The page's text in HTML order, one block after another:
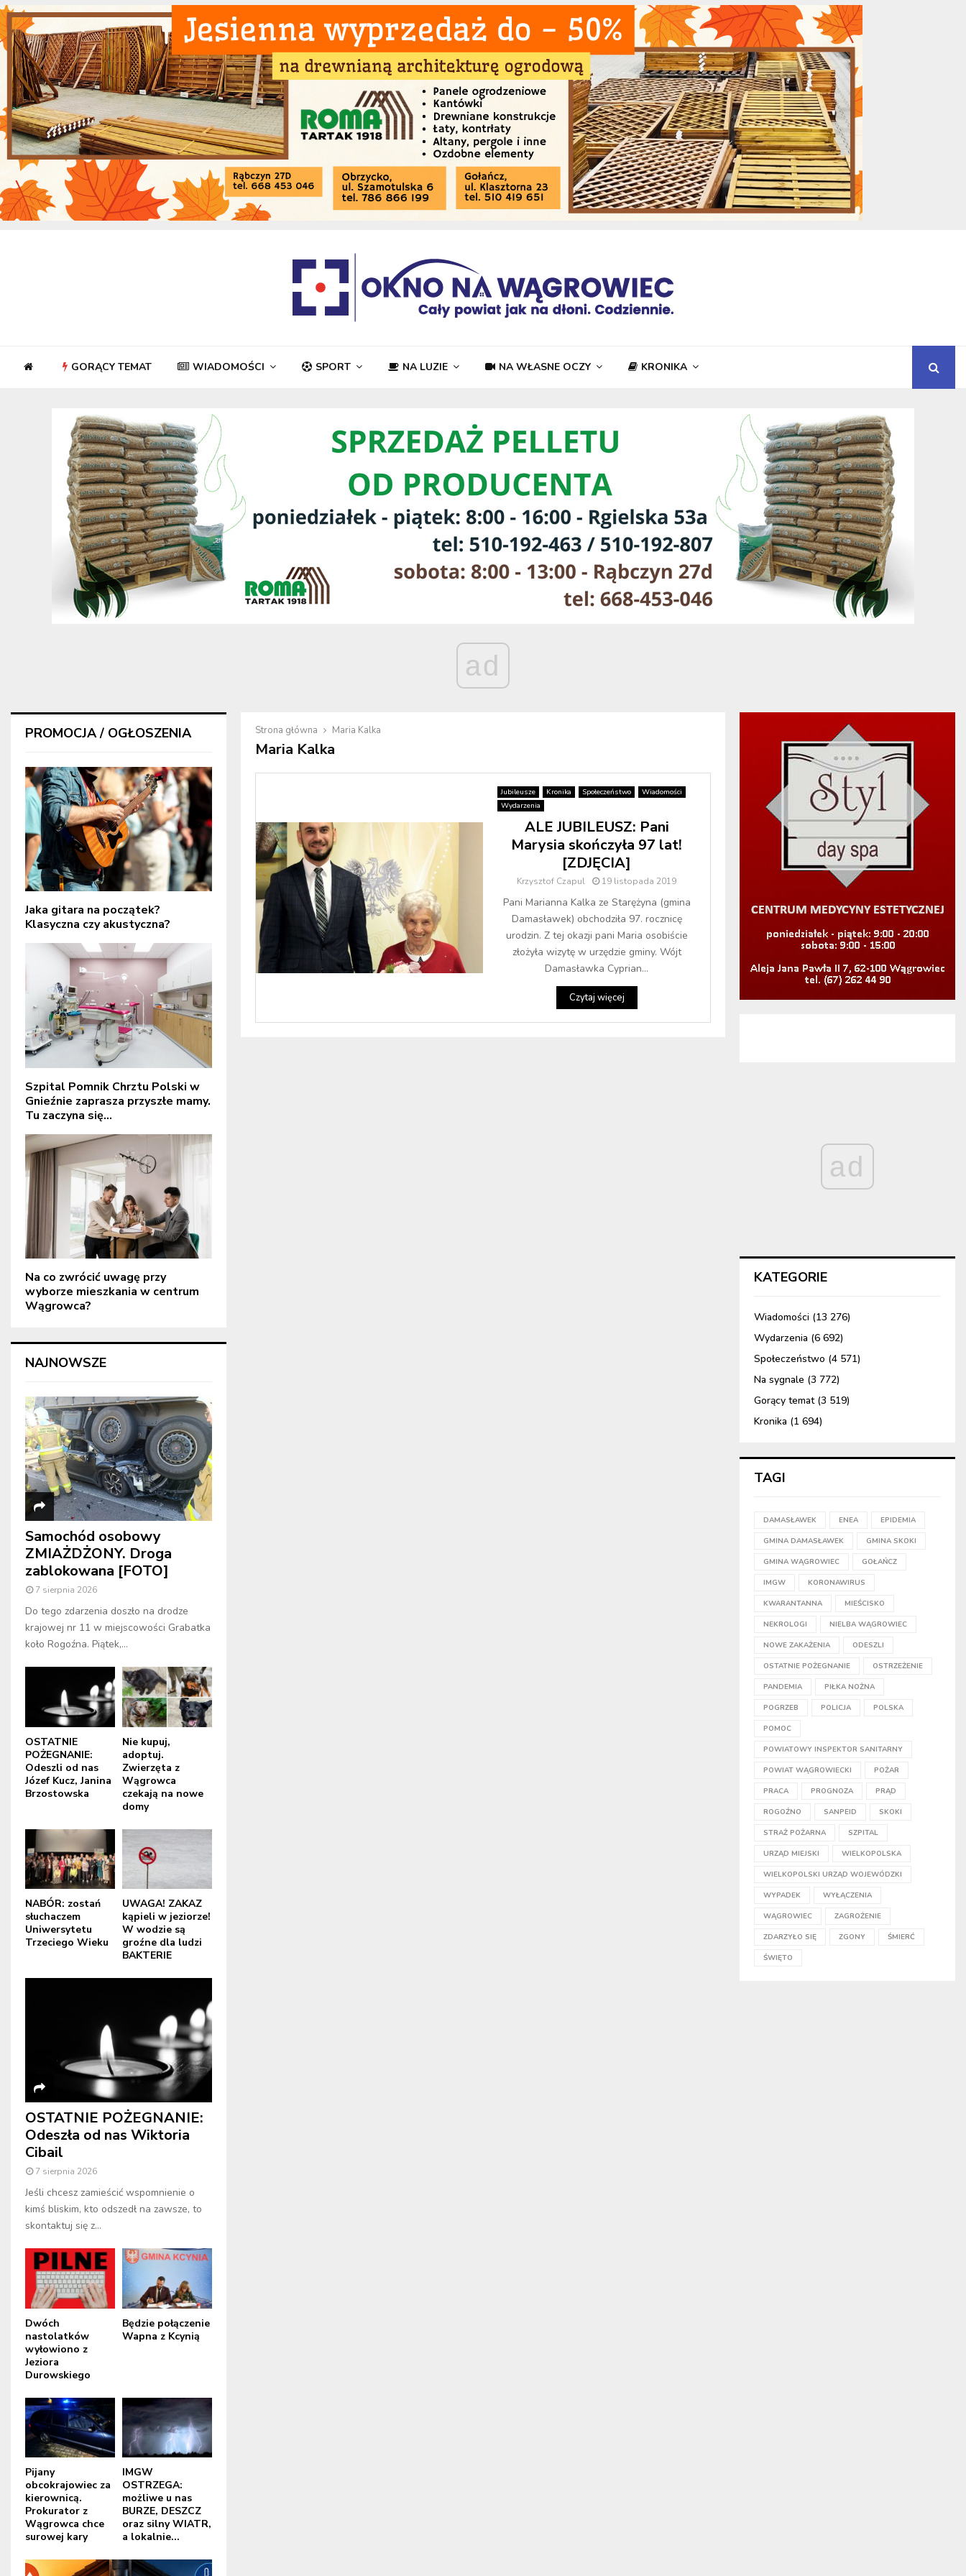
GORĄCY TEMAT WIADOMOŚCI SPORT NA LUZIE NA WŁASNE OCZY KRONIKA
ad
Strona główna Maria Kalka
Maria Kalka
Jubileusze Kronika Społeczeństwo
Wiadomości
Wydarzenia
ALE JUBILEUSZ: Pani
Marysia skończyła 97 lat!
[ZDJĘCIA]
Krzysztof Czapul 19 listopada 2019
Pani Marianna Kalka ze Starężyna (gmina
Damasławek) obchodziła 97. rocznicę
urodzin. Z tej okazji pani Maria osobiście
złożyła wizytę w urzędzie gminy. Wójt
Damasławka Cyprian...
Czytaj więcej
PROMOCJA / OGŁOSZENIA
Jaka gitara na początek?
Klasyczna czy akustyczna?
Szpital Pomnik Chrztu Polski w
Gnieźnie zaprasza przyszłe mamy.
Tu zaczyna się...
Na co zwrócić uwagę przy
wyborze mieszkania w centrum
Wągrowca?
NAJNOWSZE
Samochód osobowy
ZMIAŻDŻONY. Droga
zablokowana [FOTO]
7 sierpnia 2026
Do tego zdarzenia doszło na drodze
krajowej nr 11 w miejscowości Grabatka
koło Rogoźna. Piątek,...
OSTATNIE
POŻEGNANIE:
Odeszli od nas
Józef Kucz, Janina
Brzostowska
Nie kupuj,
adoptuj.
Zwierzęta z
Wągrowca
czekają na nowe
domy
NABÓR: zostań
słuchaczem
Uniwersytetu
Trzeciego Wieku
UWAGA! ZAKAZ
kąpieli w jeziorze!
W wodzie są
groźne dla ludzi
BAKTERIE
OSTATNIE POŻEGNANIE:
Odeszła od nas Wiktoria
Cibail
7 sierpnia 2026
Jeśli chcesz zamieścić wspomnienie o
kimś bliskim, kto odszedł na zawsze, to
skontaktuj się z...
Dwóch
nastolatków
wyłowiono z
Jeziora
Durowskiego
Będzie połączenie
Wapna z Kcynią
Pijany
obcokrajowiec za
kierownicą.
Prokurator z
Wągrowca chce
surowej kary
IMGW
OSTRZEGA:
możliwe u nas
BURZE, DESZCZ
oraz silny WIATR,
a lokalnie...
ad
KATEGORIE
Wiadomości (13 276)
Wydarzenia (6 692)
Społeczeństwo (4 571)
Na sygnale (3 772)
Gorący temat(3 519)
Kronika (1 694)
TAGI
DAMASŁAWEK ENEA EPIDEMIA
GMINA DAMASŁAWEK GMINA SKOKI
GMINA WĄGROWIEC GOŁAŃCZ
IMGW KORONAWIRUS
KWARANTANNA MIEŚCISKO
NEKROLOGI NIELBA WĄGROWIEC
NOWE ZAKAŻENIA ODESZLI
OSTATNIE POŻEGNANIE OSTRZEŻENIE
PANDEMIA PIŁKA NOŻNA
POGRZEB POLICJA POLSKA
POMOC
POWIATOWY INSPEKTOR SANITARNY
POWIAT WĄGROWIECKI POŻAR
PRACA PROGNOZA PRĄD
ROGOŹNO SANPEID SKOKI
STRAŻ POŻARNA SZPITAL
URZĄD MIEJSKI WIELKOPOLSKA
WIELKOPOLSKI URZĄD WOJEWÓDZKI
WYPADEK WYŁĄCZENIA
WĄGROWIEC ZAGROŻENIE
ZDARZYŁO SIĘ ZGONY ŚMIERĆ
ŚWIĘTO